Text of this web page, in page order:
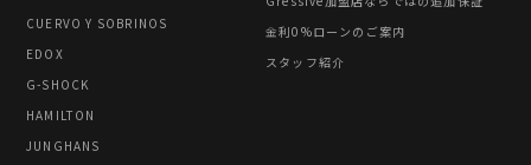
CUERVO Y SOBRINOS
EDOX
G-SHOCK
HAMILTON
JUNGHANS
金利0%ローンのご案内
スタッフ紹介